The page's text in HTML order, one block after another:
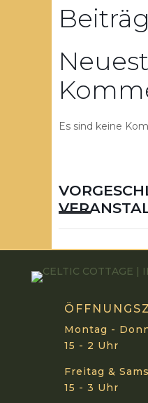
Es sind keine
Montag -
15 - 2 Uhr
Freitag &
15 - 3 Uhr